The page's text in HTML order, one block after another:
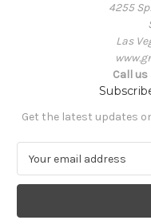
4255
Las
Call
Get the latest updates
a
l